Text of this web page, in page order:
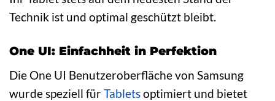
Technik ist und optimal geschützt bleibt.
One UI: Einfachheit in Perfektion
Die One UI Benutzeroberfläche von Samsung
wurde speziell fürTabletsoptimiert und bietet